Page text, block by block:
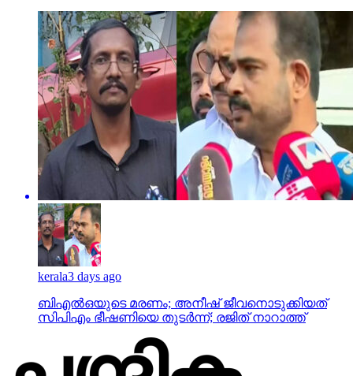
kerala3 days ago
ബിഎല്‍ഒയുടെ മരണം; അനീഷ് ജീവനൊടുക്കിയത്
സിപിഎം ഭീഷണിയെ തുടര്‍ന്ന്; രജിത് നാറാത്ത്